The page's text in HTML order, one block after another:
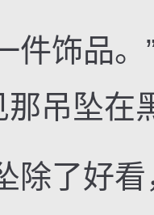
饰品。”
吊坠在
了好看